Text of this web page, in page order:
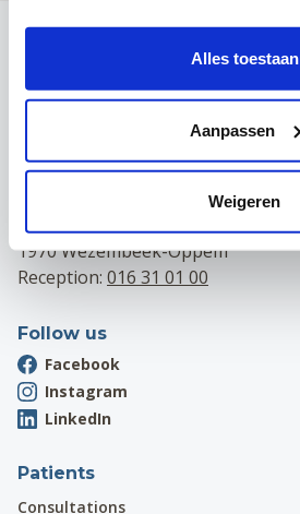
Alles toestaan
Aanpassen
Weigeren
Maria Theresiastraat 63 A
Reception:016 31 01 00
Campus Wezembeek-Oppem
Hardstraat 12
1970 Wezembeek-Oppem
Reception: 016 31 01 00
Follow us
Facebook
Instagram
LinkedIn
Patients
Consultations